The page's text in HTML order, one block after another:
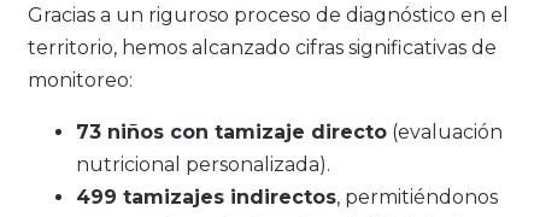
Gracias a un riguroso proceso de diagnóstico en el
territorio, hemos alcanzado cifras significativas de
monitoreo:
73 niños con tamizaje directo (evaluación
nutricional personalizada).
499 tamizajes indirectos, permitiéndonos